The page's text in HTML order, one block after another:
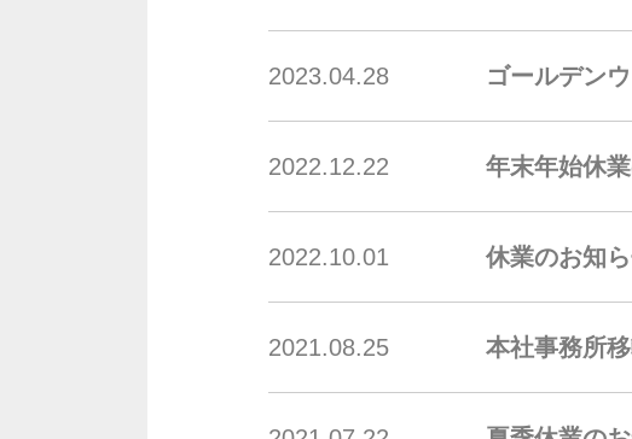
2023.04.28 ゴールデン
2022.12.22 年末年始休
2022.10.01 休業のお知
2021.08.25 本社事務所